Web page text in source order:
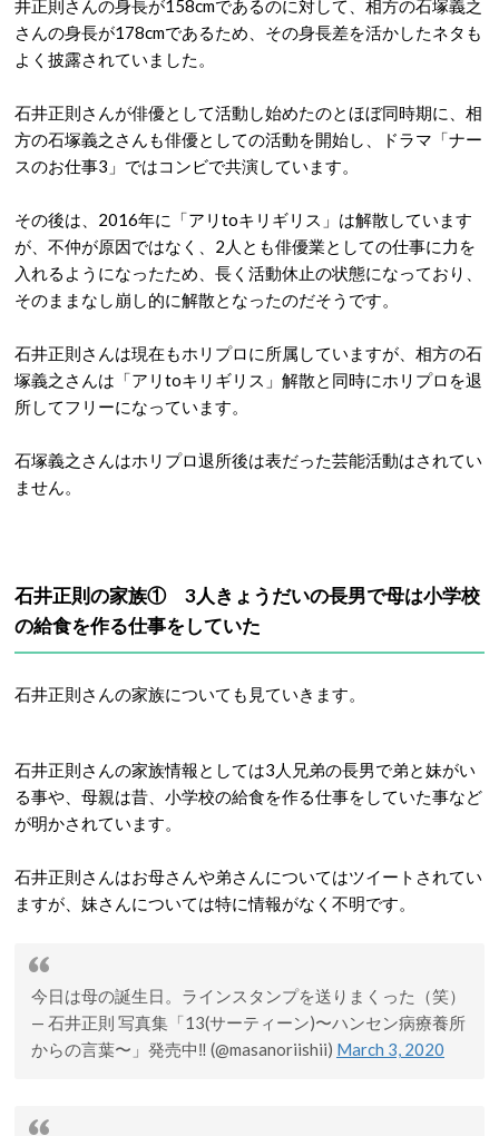
井正則さんの身長が158cmであるのに対して、相方の石塚義之
さんの身長が178cmであるため、その身長差を活かしたネタも
よく披露されていました。
石井正則さんが俳優として活動し始めたのとほぼ同時期に、相
方の石塚義之さんも俳優としての活動を開始し、ドラマ「ナー
スのお仕事3」ではコンビで共演しています。
その後は、2016年に「アリtoキリギリス」は解散しています
が、不仲が原因ではなく、2人とも俳優業としての仕事に力を
入れるようになったため、長く活動休止の状態になっており、
そのままなし崩し的に解散となったのだそうです。
石井正則さんは現在もホリプロに所属していますが、相方の石
塚義之さんは「アリtoキリギリス」解散と同時にホリプロを退
所してフリーになっています。
石塚義之さんはホリプロ退所後は表だった芸能活動はされてい
ません。
石井正則の家族① 3人きょうだいの長男で母は小学校
の給食を作る仕事をしていた
石井正則さんの家族についても見ていきます。
石井正則さんの家族情報としては3人兄弟の長男で弟と妹がい
る事や、母親は昔、小学校の給食を作る仕事をしていた事など
が明かされています。
石井正則さんはお母さんや弟さんについてはツイートされてい
ますが、妹さんについては特に情報がなく不明です。
今日は母の誕生日。ラインスタンプを送りまくった（笑）
— 石井正則 写真集「13(サーティーン)〜ハンセン病療養所
からの言葉〜」発売中‼️ (@masanoriishii) March 3, 2020